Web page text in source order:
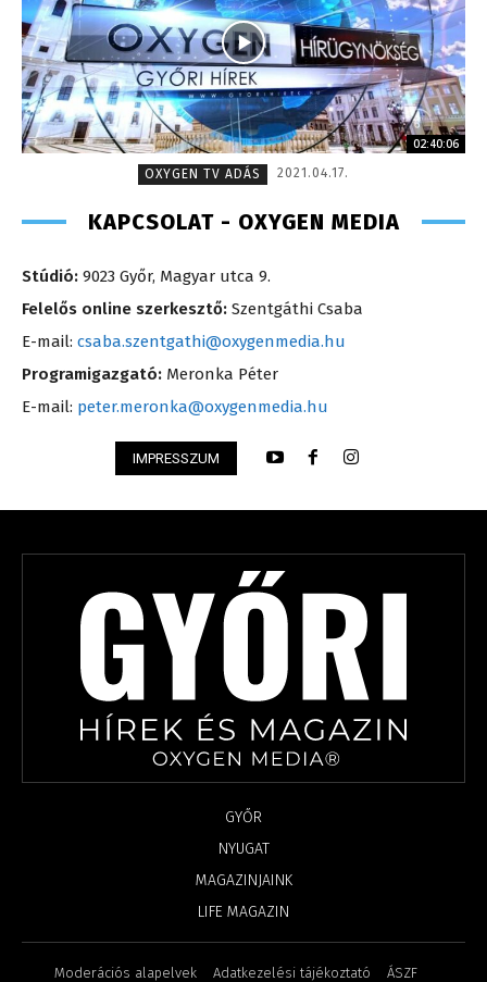
02:40:06
OXYGEN TV ADÁS
2021.04.17.
KAPCSOLAT - OXYGEN MEDIA
Stúdió: 9023 Győr, Magyar utca 9.
Felelős online szerkesztő: Szentgáthi Csaba
E-mail: csaba.szentgathi@oxygenmedia.hu
Programigazgató: Meronka Péter
E-mail: peter.meronka@oxygenmedia.hu
IMPRESSZUM
GYŐR
NYUGAT
MAGAZINJAINK
LIFE MAGAZIN
Moderációs alapelvek Adatkezelési tájékoztató ÁSZF